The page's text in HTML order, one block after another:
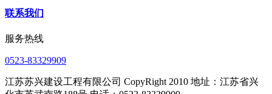
联系我们
服务热线
0523-83329909
江苏苏兴建设工程有限公司 CopyRight 2010 地址：江苏省兴